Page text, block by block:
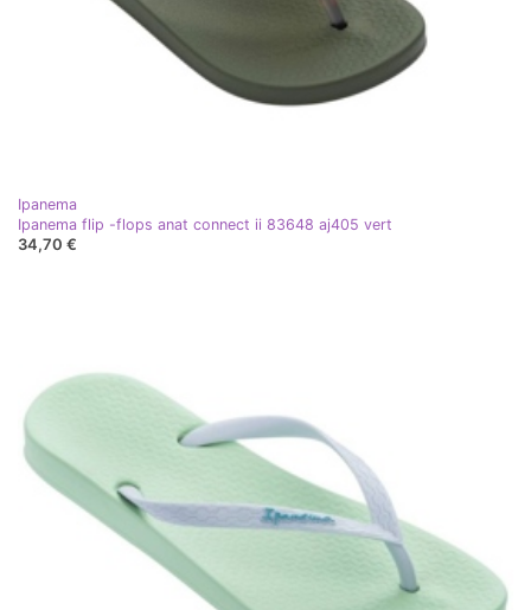
Ipanema
Ipanema flip -flops anat connect ii 83648 aj405 vert
34,70 €